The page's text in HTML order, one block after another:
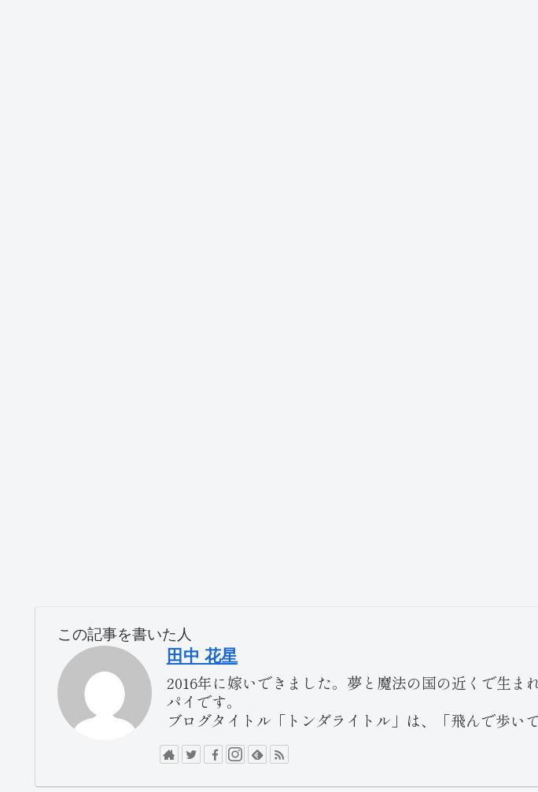
この記事を書いた人
田中 花星
2016年に嫁いできました。夢と魔法の国の近くで生
パイです。
ブログタイトル「トンダライトル」は、「飛んで歩い